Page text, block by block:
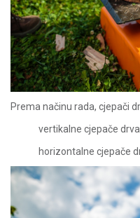
Prema načinu rada, cjepači
vertikalne cjepače
horizontalne cjepače